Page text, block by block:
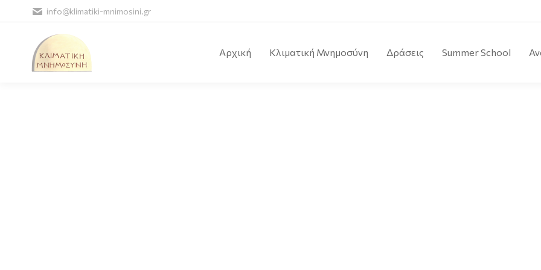
info@klimatiki-mnimosini.gr
Αρχική Κλιματική Μνημοσύνη Δράσεις Summer School